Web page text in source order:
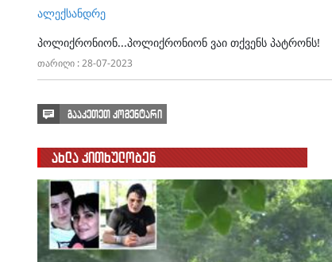
ალექსანდრე
პოლიქრონიონ...პოლიქრონიონ ვაი თქვენს პატრონს!
თარიღი : 28-07-2023
გააკეთეთ კომენტარი
ახლა კითხულობენ